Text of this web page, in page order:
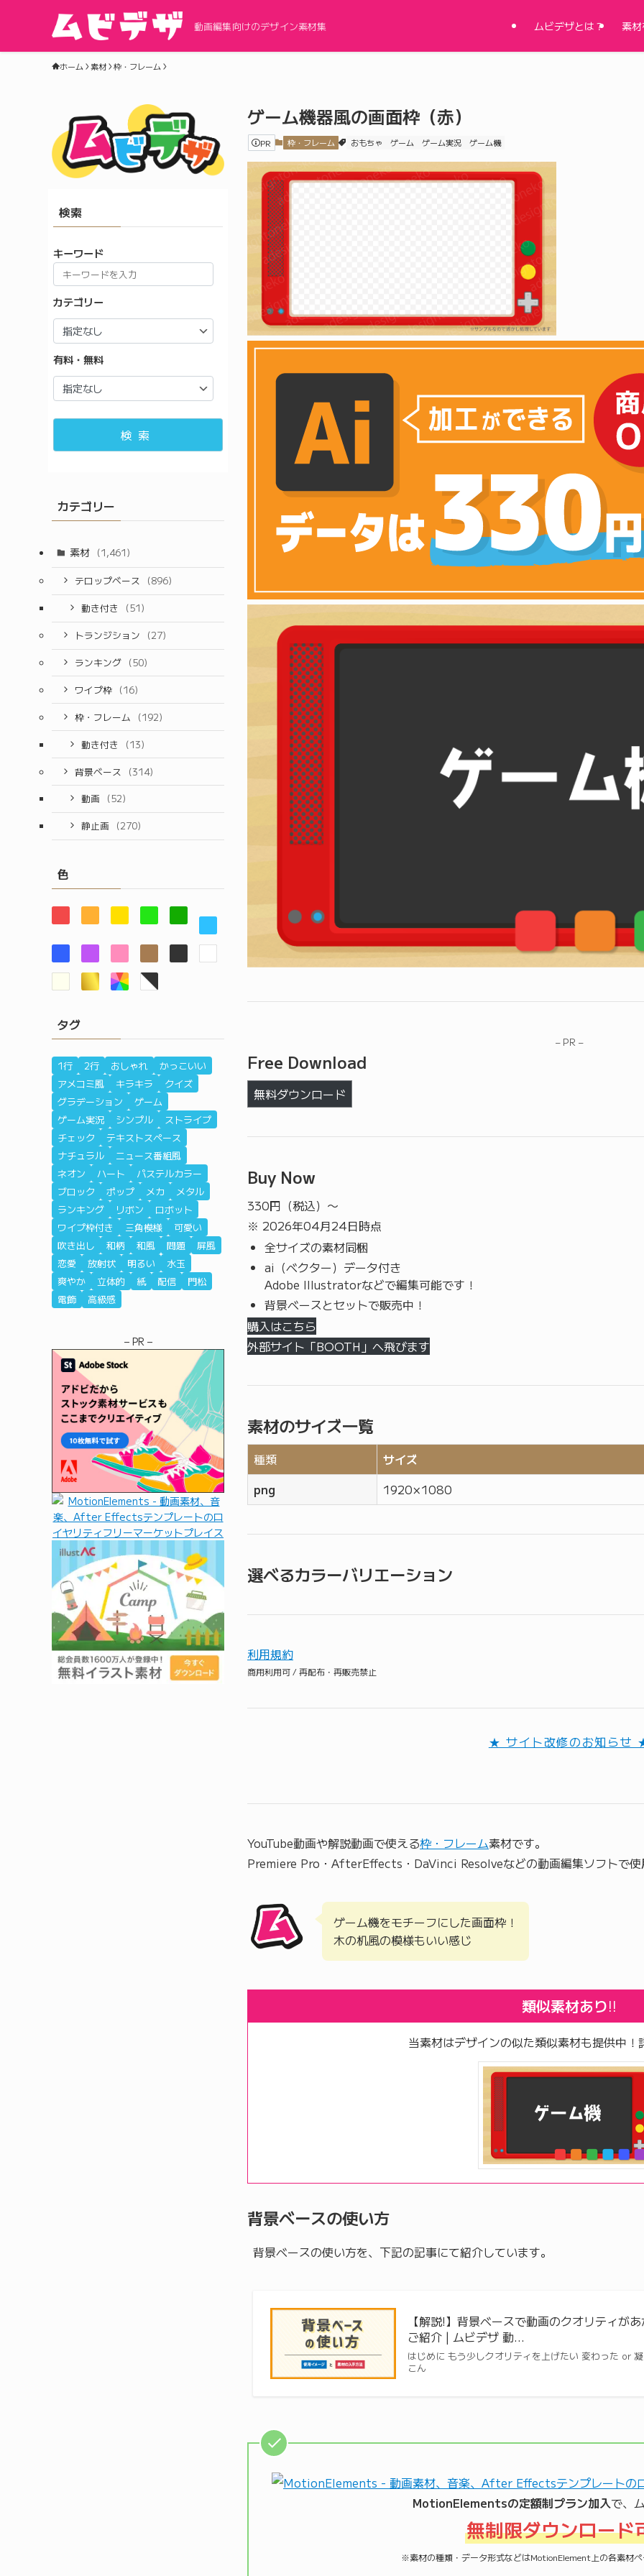
動画編集向けのデザイン素材集 ムビデザとは？ 素
ホーム 素材 枠・フレーム
ゲーム機器風の画面枠（赤）
PR 枠・フレーム おもちゃ ゲーム ゲーム実況 ゲーム機
– PR –
Free Download
無料ダウンロード
Buy Now
330円（税込）〜
※ 2026年04月24日時点
全サイズの素材同梱
ai（ベクター）データ付き
Adobe Illustratorなどで編集可能です！
背景ベースとセットで販売中！
購入はこちら
外部サイト「BOOTH」へ飛びます
素材のサイズ一覧
種類 サイズ
png
1920 × 1080
選べるカラーバリエーション
利用規約
商用利用可 / 再配布・再販売禁止
★ サイト改修のお知らせ
YouTube動画や解説動画で使える枠・フレーム素材です。
Premiere Pro・AfterEffects・DaVinci Resolveなどの動画編集ソフトで使
ゲーム機をモチーフにした画面枠！
木の机風の模様もいい感じ
類似素材あり!!
当素材はデザインの似た類似素材も提供中！
背景ベースの使い方
背景ベースの使い方を、下記の記事にて紹介しています。
【解説!】背景ベースで動画のクオリティが
ご紹介 | ムビデザ 動…
はじめに もう少しクオリティを上げたい 変わった or
こん
MotionElementsの定額制プラン加入で、
無制限ダウンロード
※素材の種類・データ形式などはMotionElement上の各素材ペ
検索
キーワード
カテゴリー
有料・無料
検索
カテゴリー
素材 (1,461)
テロップベース
(896)
動き付き
(51)
トランジション
(27)
ランキング (50)
ワイプ枠 (16)
枠・フレーム
(192)
動き付き
(13)
背景ベース
(314)
動画
(52)
静止画
(270)
色
タグ
1行 2行 おしゃれ
かっこいい
アメコミ風
キラキラ
クイズ
グラデーション
ゲーム
ゲーム実況
シンプル
ストライプ
チェック
テキストスペース
ナチュラル
ニュース番組風
ネオン
ハート
パステルカラー
ブロック
ポップ メカ
メタル
ランキング
リボン
ロボット
ワイプ枠付き
三角模様
可愛い
吹き出し
和柄 和風 問題
屏風
恋愛
放射状 明るい
水玉
爽やか
立体的 紙 配信
門松
電飾
高級感
– PR –